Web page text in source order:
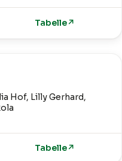
Tabelle↗
Hof, Lilly Gerhard,
Tabelle↗